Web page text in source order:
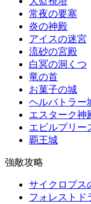
常夜の要塞
炎の神殿
アイスの迷宮
流砂の宮殿
白冥の洞くつ
竜の首
お菓子の城
ヘルバトラー
エスターク神
エビルプリー
覇王城
強敵攻略
サイクロプス
フォレストド